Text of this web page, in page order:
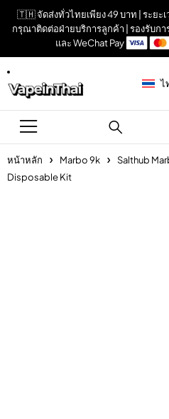
🇹🇭 จัดส่งทั่วไทยเพียง 49 บาท | ระยะ
กรุณาติดต่อฝ่ายบริการลูกค้า | รองรับกา
และ WeChat Pay
ไ
หน้าหลัก Marbo 9k
Salthub
Disposable Kit